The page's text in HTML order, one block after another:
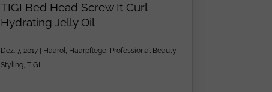
TIGI Bed Head Screw It Curl
Hydrating Jelly Oil
Dez. 7, 2017 Haaröl, Haarpflege, Professional Beauty,
Styling, TIGI